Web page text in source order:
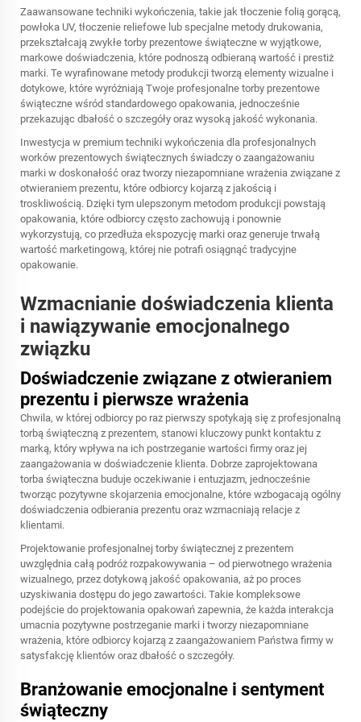
Zaawansowane techniki wykończenia, takie jak tłoczenie folią gorącą,
powłoka UV, tłoczenie reliefowe lub specjalne metody drukowania,
przekształcają zwykłe torby prezentowe świąteczne w wyjątkowe,
markowe doświadczenia, które podnoszą odbieraną wartość i prestiż
marki. Te wyrafinowane metody produkcji tworzą elementy wizualne i
dotykowe, które wyróżniają Twoje profesjonalne torby prezentowe
świąteczne wśród standardowego opakowania, jednocześnie
przekazując dbałość o szczegóły oraz wysoką jakość wykonania.
Inwestycja w premium techniki wykończenia dla profesjonalnych
worków prezentowych świątecznych świadczy o zaangażowaniu
marki w doskonałość oraz tworzy niezapomniane wrażenia związane z
otwieraniem prezentu, które odbiorcy kojarzą z jakością i
troskliwością. Dzięki tym ulepszonym metodom produkcji powstają
opakowania, które odbiorcy często zachowują i ponownie
wykorzystują, co przedłuża ekspozycję marki oraz generuje trwałą
wartość marketingową, której nie potrafi osiągnąć tradycyjne
opakowanie.
Wzmacnianie doświadczenia klienta
i nawiązywanie emocjonalnego
związku
Doświadczenie związane z otwieraniem
prezentu i pierwsze wrażenia
Chwila, w której odbiorcy po raz pierwszy spotykają się z profesjonalną
torbą świąteczną z prezentem, stanowi kluczowy punkt kontaktu z
marką, który wpływa na ich postrzeganie wartości firmy oraz jej
zaangażowania w doświadczenie klienta. Dobrze zaprojektowana
torba świąteczna buduje oczekiwanie i entuzjazm, jednocześnie
tworząc pozytywne skojarzenia emocjonalne, które wzbogacają ogólny
doświadczenia odbierania prezentu oraz wzmacniają relacje z
klientami.
Projektowanie profesjonalnej torby świątecznej z prezentem
uwzględnia całą podróż rozpakowywania – od pierwotnego wrażenia
wizualnego, przez dotykową jakość opakowania, aż po proces
uzyskiwania dostępu do jego zawartości. Takie kompleksowe
podejście do projektowania opakowań zapewnia, że każda interakcja
umacnia pozytywne postrzeganie marki i tworzy niezapomniane
wrażenia, które odbiorcy kojarzą z zaangażowaniem Państwa firmy w
satysfakcję klientów oraz dbałość o szczegóły.
Branżowanie emocjonalne i sentyment
świąteczny